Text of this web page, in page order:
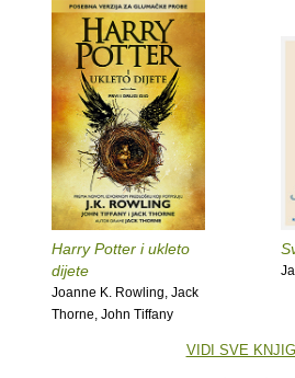
Harry Potter i ukleto
dijete
Joanne K. Rowling, Jack
Thorne, John Tiffany
VIDI SVE